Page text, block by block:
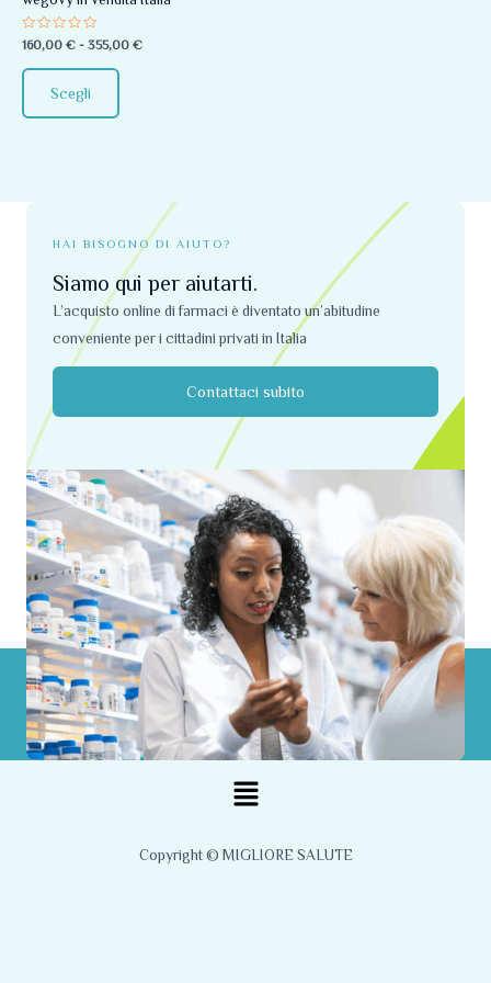
Valutato
0
su
5
160,00 € - 355,00 €
Scegli
scelte
nella
HAI BISOGNO DI AIUTO?
Siamo qui per aiutarti.
L’acquisto online di farmaci è diventato un’abitudine
conveniente per i cittadini privati ​​in Italia
Contattaci subito
Menu
Copyright © MIGLIORE SALUTE